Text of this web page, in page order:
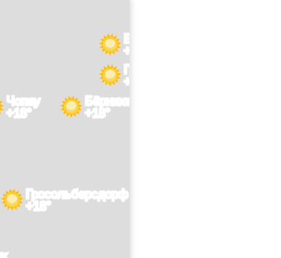
Чопау
+18°
Борстендорф
+18°
Гросольберсдорф
+18°
Грюнхайнихен
+18°
Бёрнихен
+18°